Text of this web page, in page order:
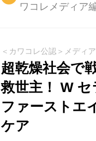
ド パウダーファンデー
エティショップなどで
セラミドベースメイク
ンナップ全てにWセラ
たベースメイクライン
ド パウダーファンデー
クオークル」「 セラミ
ァンデーション 01 ベ
ワコレメディア
＜カワコレ公認＞メディ
超乾燥社会で
救世主！ W
ファーストエ
ケア